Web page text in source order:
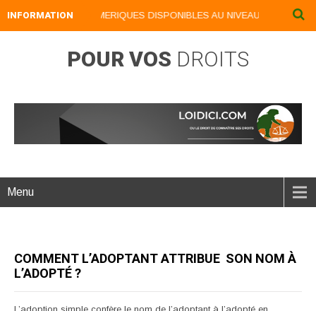
INFORMATION
NOS LIVRES NUMERIQUES DISPONIBLES AU NIVEAU DU MENU
POUR VOS DROITS
Menu
COMMENT L’ADOPTANT ATTRIBUE SON NOM À
L’ADOPTÉ ?